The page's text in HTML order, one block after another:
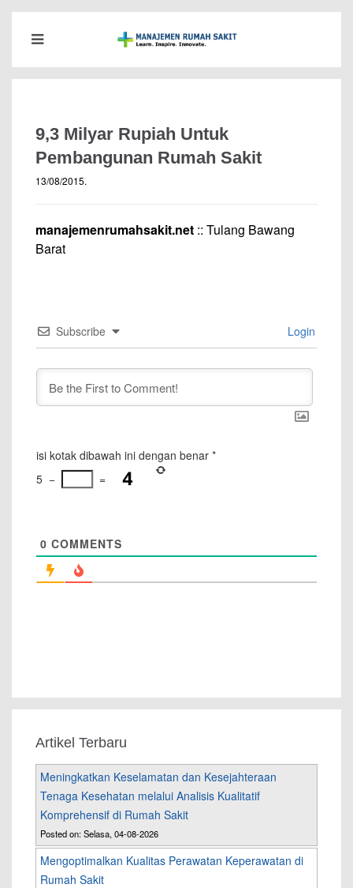
9,3 Milyar Rupiah Untuk
Pembangunan Rumah Sakit
13/08/2015.
manajemenrumahsakit.net :: Tulang Bawang
Barat
Subscribe Login
isi kotak dibawah ini dengan benar *
5 − =
0 COMMENTS
Artikel Terbaru
Meningkatkan Keselamatan dan Kesejahteraan
Tenaga Kesehatan melalui Analisis Kualitatif
Komprehensif di Rumah Sakit
Posted on: Selasa, 04-08-2026
Mengoptimalkan Kualitas Perawatan Keperawatan di
Rumah Sakit